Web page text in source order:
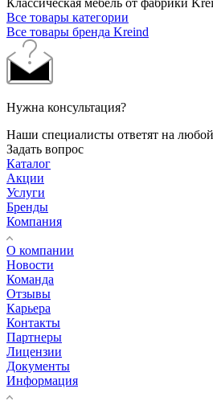
Все товары категории
Все товары бренда Kreind
Нужна консультация?
Наши специалисты ответят на
Задать вопрос
Каталог
Акции
Услуги
Бренды
Компания
О компании
Новости
Команда
Отзывы
Карьера
Контакты
Партнеры
Лицензии
Документы
Информация